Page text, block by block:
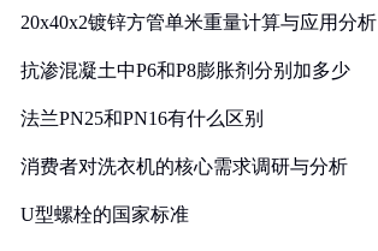
20x40x2镀锌方管单米重量计算与应用分析
抗渗混凝土中P6和P8膨胀剂分别加多少
法兰PN25和PN16有什么区别
消费者对洗衣机的核心需求调研与分析
U型螺栓的国家标准